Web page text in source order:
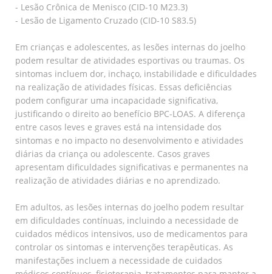
- Lesão Crônica de Menisco (CID-10 M23.3)
- Lesão de Ligamento Cruzado (CID-10 S83.5)
Em crianças e adolescentes, as lesões internas do joelho
podem resultar de atividades esportivas ou traumas. Os
sintomas incluem dor, inchaço, instabilidade e dificuldades
na realização de atividades físicas. Essas deficiências
podem configurar uma incapacidade significativa,
justificando o direito ao benefício BPC-LOAS. A diferença
entre casos leves e graves está na intensidade dos
sintomas e no impacto no desenvolvimento e atividades
diárias da criança ou adolescente. Casos graves
apresentam dificuldades significativas e permanentes na
realização de atividades diárias e no aprendizado.
Em adultos, as lesões internas do joelho podem resultar
em dificuldades contínuas, incluindo a necessidade de
cuidados médicos intensivos, uso de medicamentos para
controlar os sintomas e intervenções terapêuticas. As
manifestações incluem a necessidade de cuidados